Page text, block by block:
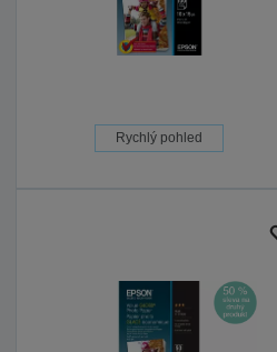
Rychlý pohled